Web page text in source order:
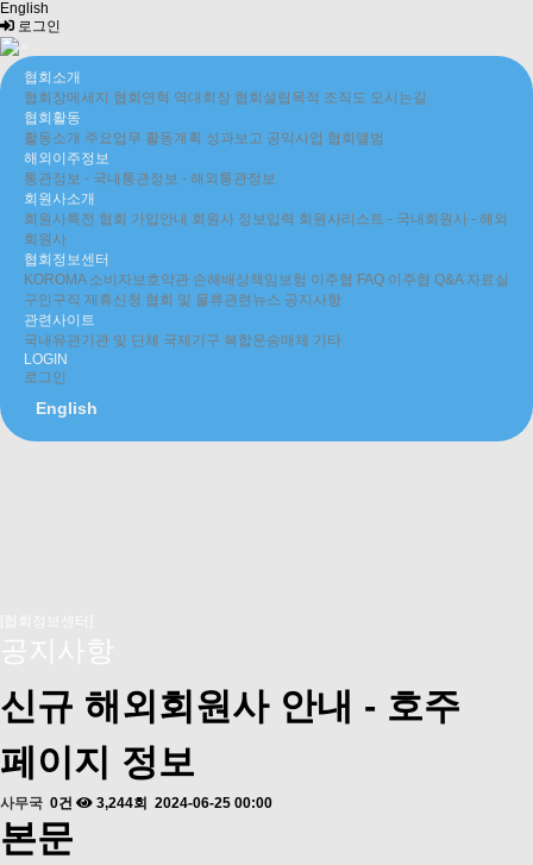
English
로그인
협회소개
협회장메세지 협회연혁 역대회장 협회설립목적 조직도 오시는길
협회활동
활동소개 주요업무 활동계획 성과보고 공익사업 협회앨범
해외이주정보
통관정보 - 국내통관정보 - 해외통관정보
회원사소개
회원사특전 협회 가입안내 회원사 정보입력 회원사리스트 - 국내회원사 - 해외
회원사
협회정보센터
KOROMA 소비자보호약관 손해배상책임보험 이주협 FAQ 이주협 Q&A 자료실
구인구직 제휴신청 협회 및 물류관련뉴스 공지사항
관련사이트
국내유관기관 및 단체 국제기구 복합운송매체 기타
LOGIN
로그인
English
[협회정보센터]
공지사항
신규 해외회원사 안내 - 호주
페이지 정보
사무국 0건 3,244회 2024-06-25 00:00
본문